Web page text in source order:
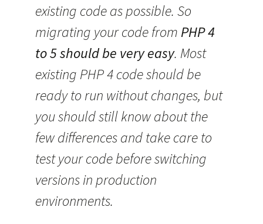
existing code as possible. So
migrating your code from PHP 4
to 5 should be very easy. Most
existing PHP 4 code should be
ready to run without changes, but
you should still know about the
few differences and take care to
test your code before switching
versions in production
environments.